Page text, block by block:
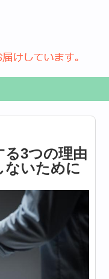
る3つの理由
ないために